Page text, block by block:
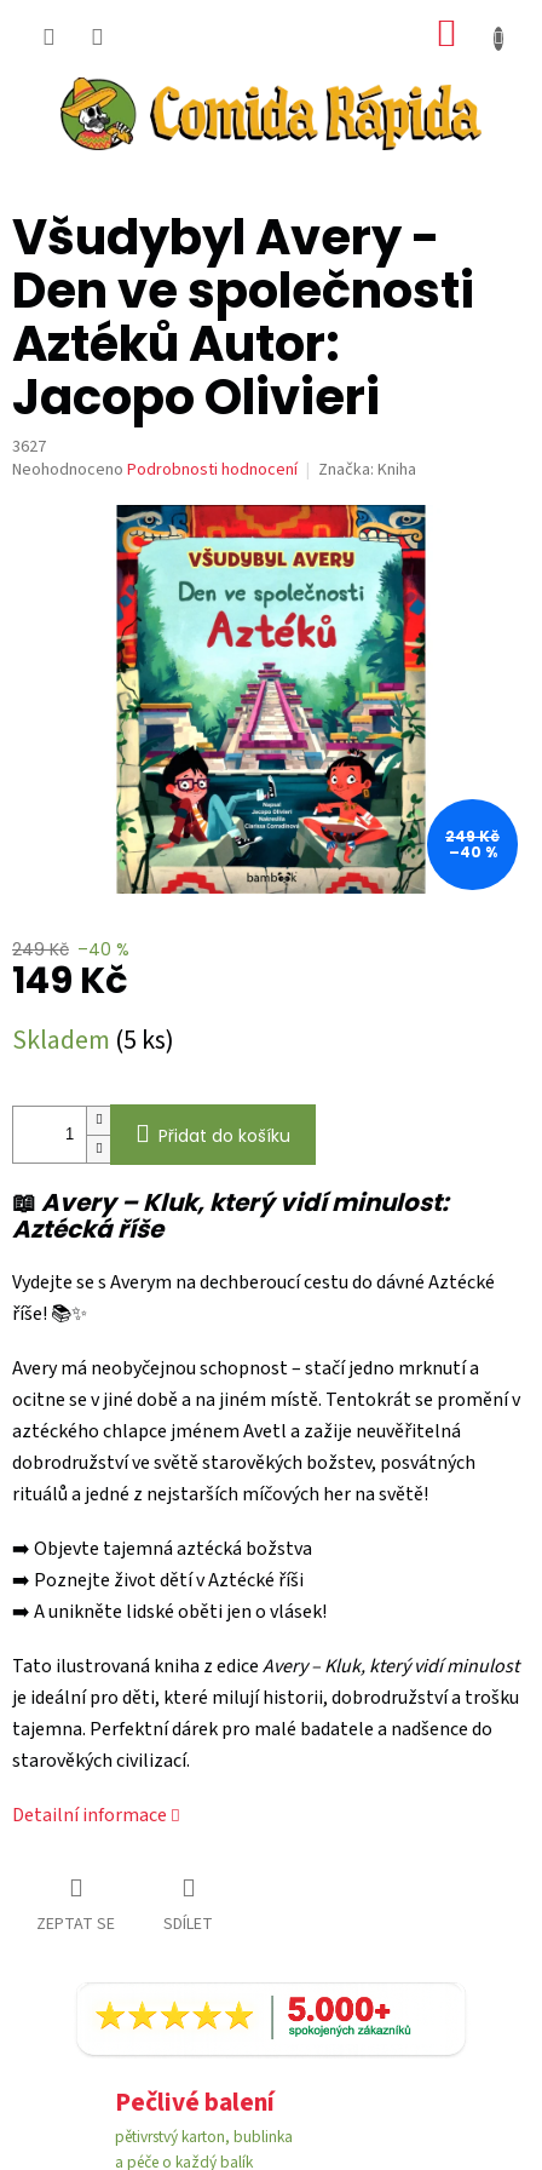
KOŠÍK
Všudybyl Avery -
Den ve společnosti
Aztéků Autor:
Jacopo Olivieri
3627
Průměrné
Neohodnoceno Podrobnosti hodnocení Značka: Kniha
249 Kč
–40 %
249 Kč –40 %
149 Kč
cena:
Skladem (5 ks)
Přidat do košíku
📖Avery – Kluk, který vidí minulost:
Aztécká říše
Vydejte se s Averym na dechberoucí cestu do dávné Aztécké
říše! 📚✨
Avery má neobyčejnou schopnost – stačí jedno mrknutí a
ocitne se v jiné době a na jiném místě. Tentokrát se promění v
aztéckého chlapce jménem Avetl a zažije neuvěřitelná
dobrodružství ve světě starověkých božstev, posvátných
rituálů a jedné z nejstarších míčových her na světě!
➡️ Objevte tajemná aztécká božstva
➡️ Poznejte život dětí v Aztécké říši
➡️ A unikněte lidské oběti jen o vlásek!
Tato ilustrovaná kniha z ediceAvery – Kluk, který vidí minulost
je ideální pro děti, které milují historii, dobrodružství a trošku
tajemna. Perfektní dárek pro malé badatele a nadšence do
starověkých civilizací.
Detailní informace
ZEPTAT SE SDÍLET
Pečlivé balení
pětivrstvý karton, bublinka
a péče o každý balík